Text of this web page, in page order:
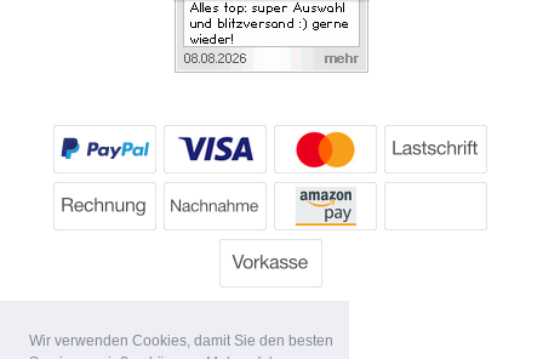
Wir verwenden Cookies, damit Sie den besten